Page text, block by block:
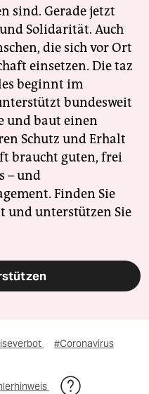
sind. Gerade jetzt
Solidarität. Auch
die sich vor Ort
einsetzen. Die taz
beginnt im
bundesweit
und baut einen
Schutz und Erhalt
braucht guten, frei
– und
Finden Sie
und unterstützen Sie
#Coronavirus